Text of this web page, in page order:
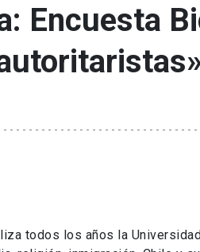
Encuesta
todos los años la